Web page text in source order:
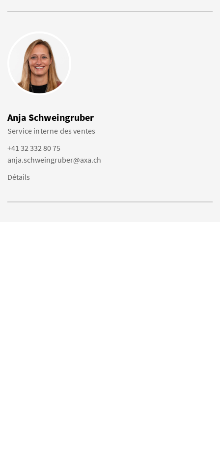
Anja Schweingruber
Service interne des ventes
+41 32 332 80 75
anja.schweingruber@axa.ch
Détails